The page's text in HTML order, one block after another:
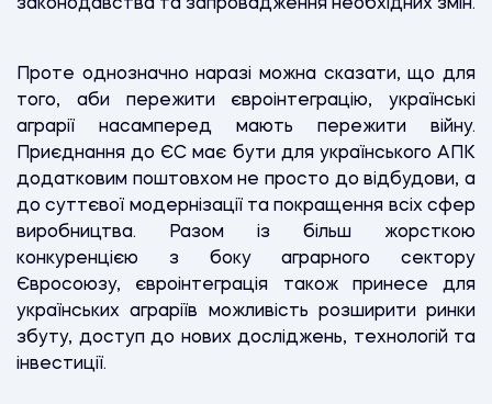
законодавства та запровадження необхідних змін.
Проте однозначно наразі можна сказати, що для
того, аби пережити євроінтеграцію, українські
аграрії насамперед мають пережити війну.
Приєднання до ЄС має бути для українського АПК
додатковим поштовхом не просто до відбудови, а
до суттєвої модернізації та покращення всіх сфер
виробництва. Разом із більш жорсткою
конкуренцією з боку аграрного сектору
Євросоюзу, євроінтеграція також принесе для
українських аграріїв можливість розширити ринки
збуту, доступ до нових досліджень, технологій та
інвестиції.